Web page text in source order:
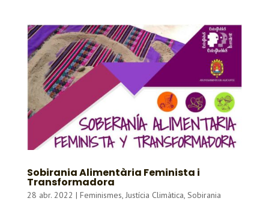
Sobirania Alimentària Feminista i
Transformadora
28 abr. 2022 | Feminismes, Justícia Climàtica, Sobirania